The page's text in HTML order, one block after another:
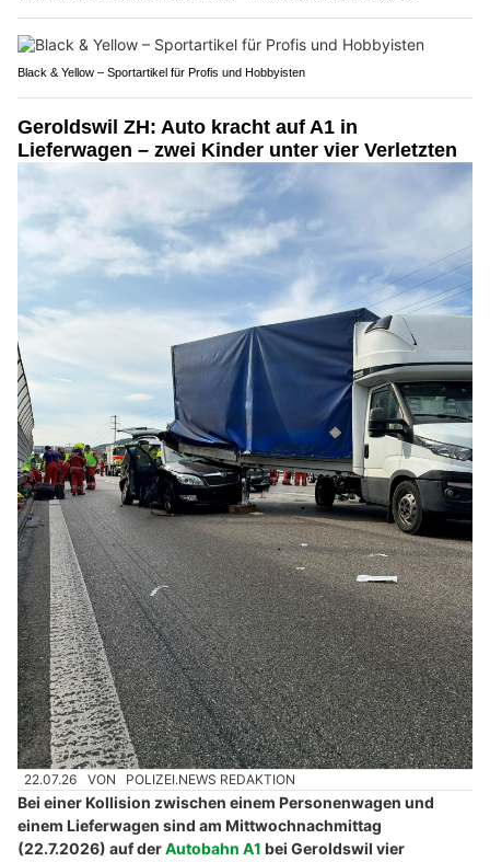
Black & Yellow – Sportartikel für Profis und Hobbyisten
Geroldswil ZH: Auto kracht auf A1 in
Lieferwagen – zwei Kinder unter vier Verletzten
22.07.26 VON POLIZEI.NEWS REDAKTION
Bei einer Kollision zwischen einem Personenwagen und
einem Lieferwagen sind am Mittwochnachmittag
(22.7.2026) auf derAutobahn A1 bei Geroldswil vier